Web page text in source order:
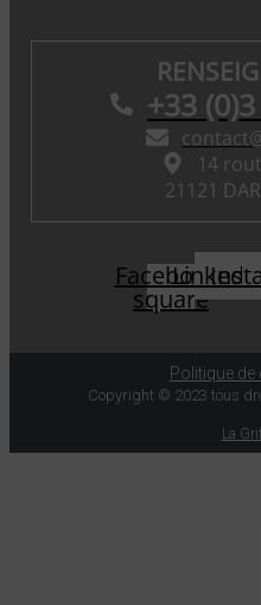
+33
14
21121
Facebook-
square
Politique
Copyright © 2023 tous
La